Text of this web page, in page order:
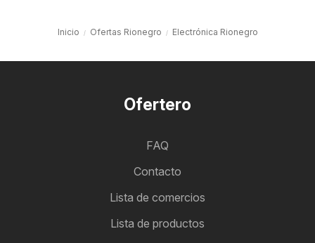
Inicio Ofertas Rionegro Electrónica Rionegro
Ofertero
FAQ
Contacto
Lista de comercios
Lista de productos